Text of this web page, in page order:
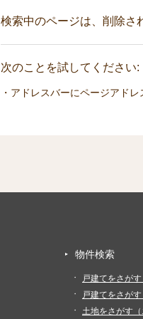
検索中のページは、削除さ
次のことを試してください:
・アドレスバーにページアド
物件検索
戸建てをさがす
戸建てをさがす
土地をさがす（